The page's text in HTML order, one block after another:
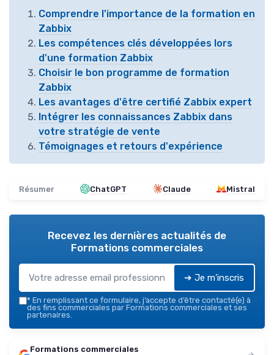
Comprendre l'importance de la formation en
Zabbix
Les compétences clés développées lors
d'une formation Zabbix
Choisir le bon programme de formation
Zabbix
Les avantages d'être certifié Zabbix expert
Intégrer les connaissances Zabbix dans
votre stratégie de vente
Témoignages et retours d'expérience
Résumer ChatGPT Claude Mistral
Recevez les dernières actualités de
Formations commerciales
➔ Je m'inscris
* En remplissant ce formulaire, j’accepte d’être contacté(e) à
des fins commerciales par Formations commerciales et ses
partenaires.
Formations commerciales